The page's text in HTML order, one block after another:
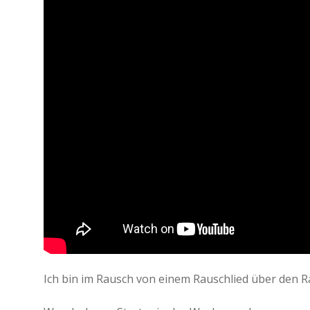
Ich bin im Rausch von einem Rauschlied über den